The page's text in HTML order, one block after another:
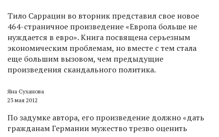
Тило Саррацин во вторник представил свое новое
464-страничное произведение «Европа больше не
нуждается в евро». Книга посвящена серьезным
экономическим проблемам, но вместе с тем стала
еще большим вызовом, чем предыдущие
произведения скандального политика.
Яна Суханова
23 мая 2012
По задумке автора, его произведение должно «дать
гражданам Германии мужество трезво оценить